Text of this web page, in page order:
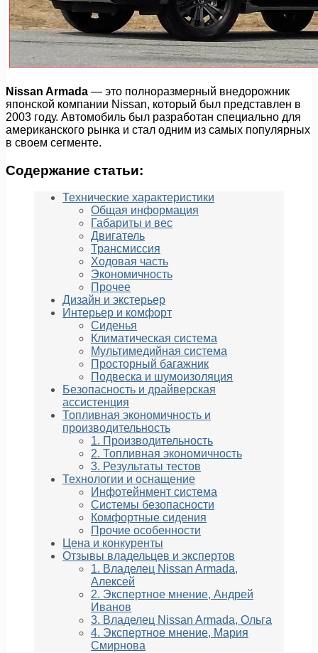
Nissan Armada — это полноразмерный внедорожник
японской компании Nissan, который был представлен в
2003 году. Автомобиль был разработан специально для
американского рынка и стал одним из самых популярных
в своем сегменте.
Содержание статьи:
Технические характеристики
Общая информация
Габариты и вес
Двигатель
Трансмиссия
Ходовая часть
Экономичность
Прочее
Дизайн и экстерьер
Интерьер и комфорт
Сиденья
Климатическая система
Мультимедийная система
Просторный багажник
Подвеска и шумоизоляция
Безопасность и драйверская
ассистенция
Топливная экономичность и
производительность
1. Производительность
2. Топливная экономичность
3. Результаты тестов
Технологии и оснащение
Инфотейнмент система
Системы безопасности
Комфортные сидения
Прочие особенности
Цена и конкуренты
Отзывы владельцев и экспертов
1. Владелец Nissan Armada,
Алексей
2. Экспертное мнение, Андрей
Иванов
3. Владелец Nissan Armada, Ольга
4. Экспертное мнение, Мария
Смирнова